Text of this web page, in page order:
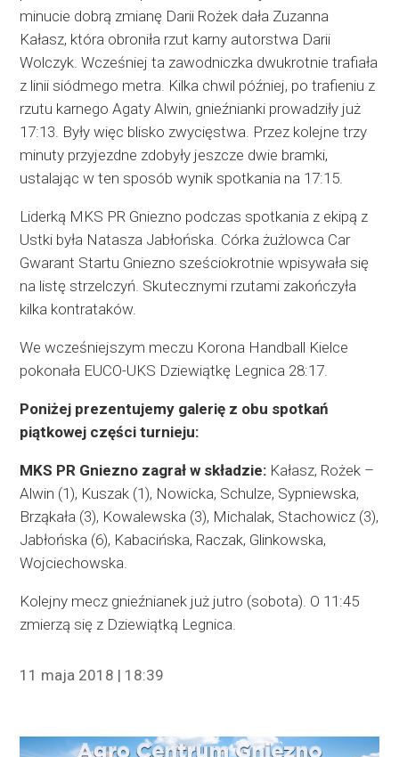
minucie dobrą zmianę Darii Rożek dała Zuzanna
Kałasz, która obroniła rzut karny autorstwa Darii
Wolczyk. Wcześniej ta zawodniczka dwukrotnie trafiała
z linii siódmego metra. Kilka chwil później, po trafieniu z
rzutu karnego Agaty Alwin, gnieźnianki prowadziły już
17:13. Były więc blisko zwycięstwa. Przez kolejne trzy
minuty przyjezdne zdobyły jeszcze dwie bramki,
ustalając w ten sposób wynik spotkania na 17:15.
Liderką MKS PR Gniezno podczas spotkania z ekipą z
Ustki była Natasza Jabłońska. Córka żużlowca Car
Gwarant Startu Gniezno sześciokrotnie wpisywała się
na listę strzelczyń. Skutecznymi rzutami zakończyła
kilka kontrataków.
We wcześniejszym meczu Korona Handball Kielce
pokonała EUCO-UKS Dziewiątkę Legnica 28:17.
Poniżej prezentujemy galerię z obu spotkań
piątkowej części turnieju:
MKS PR Gniezno zagrał w składzie: Kałasz, Rożek –
Alwin (1), Kuszak (1), Nowicka, Schulze, Sypniewska,
Brząkała (3), Kowalewska (3), Michalak, Stachowicz (3),
Jabłońska (6), Kabacińska, Raczak, Glinkowska,
Wojciechowska.
Kolejny mecz gnieźnianek już jutro (sobota). O 11:45
zmierzą się z Dziewiątką Legnica.
11 maja 2018 | 18:39